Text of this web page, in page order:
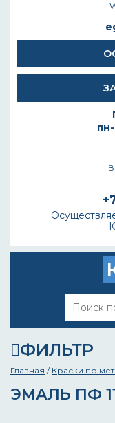
ФИЛЬТР
Главная / Краски по
ЭМАЛЬ ПФ